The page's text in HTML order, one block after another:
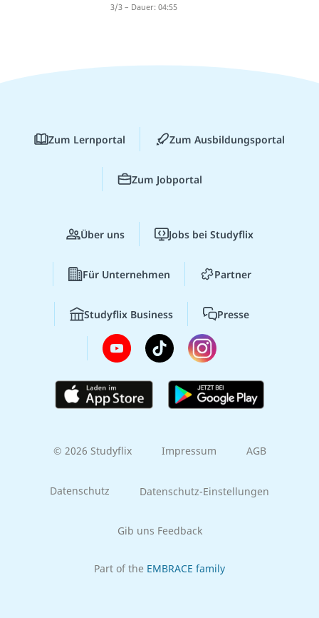
3/3 – Dauer: 04:55
Zum Lernportal Zum Ausbildungsportal
Zum Jobportal
Über uns Jobs bei Studyflix
Für Unternehmen Partner
Studyflix Business Presse
© 2026 Studyflix Impressum AGB
Datenschutz Datenschutz-Einstellungen
Gib uns Feedback
Part of the EMBRACE family